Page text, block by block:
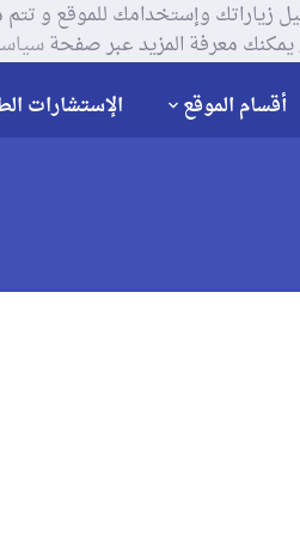
معرفة المزيد عبر صفحة
أقسام الموقع الإستشارات